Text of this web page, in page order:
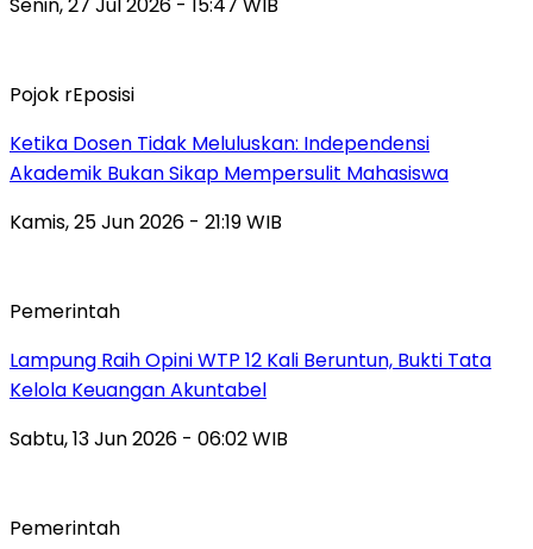
Pojok rEposisi
Ketika Dosen Tidak Meluluskan: Independensi
Akademik Bukan Sikap Mempersulit Mahasiswa
Kamis, 25 Jun 2026 - 21:19 WIB
Pemerintah
Lampung Raih Opini WTP 12 Kali Beruntun, Bukti Tata
Kelola Keuangan Akuntabel
Sabtu, 13 Jun 2026 - 06:02 WIB
Pemerintah